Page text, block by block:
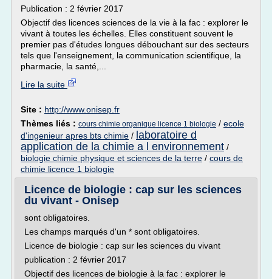
Publication : 2 février 2017
Objectif des licences sciences de la vie à la fac : explorer le
vivant à toutes les échelles. Elles constituent souvent le
premier pas d'études longues débouchant sur des secteurs
tels que l'enseignement, la communication scientifique, la
pharmacie, la santé,...
Lire la suite
Site : http://www.onisep.fr
Thèmes liés : cours chimie organique licence 1 biologie / ecole
d'ingenieur apres bts chimie / laboratoire d
application de la chimie a l environnement /
biologie chimie physique et sciences de la terre / cours de
chimie licence 1 biologie
Licence de biologie : cap sur les sciences
du vivant - Onisep
sont obligatoires.
Les champs marqués d'un * sont obligatoires.
Licence de biologie : cap sur les sciences du vivant
publication : 2 février 2017
Objectif des licences de biologie à la fac : explorer le